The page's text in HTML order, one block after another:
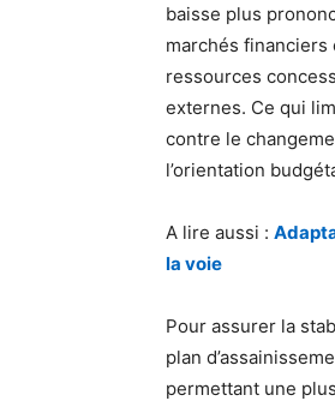
baisse plus
marchés
ressources
externes. Ce qui
contre le
l’orientation
A lire aussi :
la voie
Pour assurer la
plan
permettant une